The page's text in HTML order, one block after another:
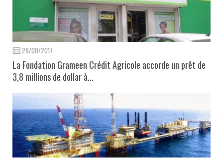
28/08/2017
La Fondation Grameen Crédit Agricole accorde un prêt de
3,8 millions de dollar à...